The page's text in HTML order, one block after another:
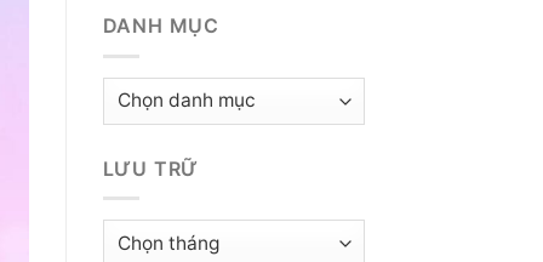
DANH MỤC
Danh
LƯU TRỮ
Lưu